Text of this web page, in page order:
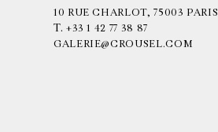
10 RUE CHARLOT, 75003 PARIS
T. +33 1 42 77 38 87
GALERIE@CROUSEL.COM